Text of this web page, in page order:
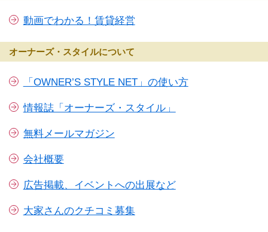
動画でわかる！賃貸経営
オーナーズ・スタイルについて
「OWNER’S STYLE NET」の使い方
情報誌「オーナーズ・スタイル」
無料メールマガジン
会社概要
広告掲載、イベントへの出展など
大家さんのクチコミ募集